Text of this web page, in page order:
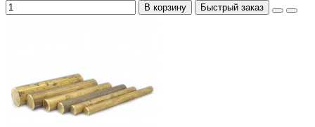
В корзину Быстрый заказ